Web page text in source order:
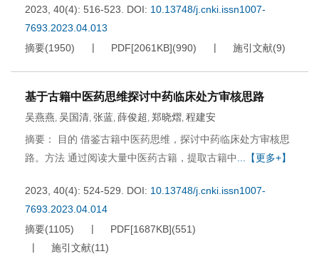
2023, 40(4): 516-523. DOI: 10.13748/j.cnki.issn1007-
7693.2023.04.013
摘要(1950) PDF[2061KB](990) 施引文献(9)
基于古籍中医药思维探讨中药临床处方审核思路
吴燕燕, 吴国清, 张蓝, 薛俊超 , 郑晓熠, 程建安
摘要： 目的 借鉴古籍中医药思维，探讨中药临床处方审核思
路。方法 通过阅读大量中医药古籍，提取古籍中
...【更多+】
2023, 40(4): 524-529. DOI: 10.13748/j.cnki.issn1007-
7693.2023.04.014
摘要(1105) PDF[1687KB](551)
施引文献(11)